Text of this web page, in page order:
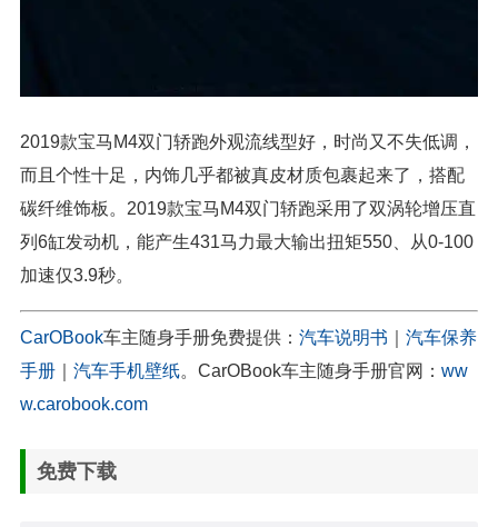
2019款宝马M4双门轿跑外观流线型好，时尚又不失低调，
而且个性十足，内饰几乎都被真皮材质包裹起来了，搭配
碳纤维饰板。2019款宝马M4双门轿跑采用了双涡轮增压直
列6缸发动机，能产生431马力最大输出扭矩550、从0-100
加速仅3.9秒。
CarOBook车主随身手册免费提供： 汽车说明书
汽车保养
手册
汽车手机壁纸。CarOBook车主随身手册官网： ww
w.carobook.com
免费下载